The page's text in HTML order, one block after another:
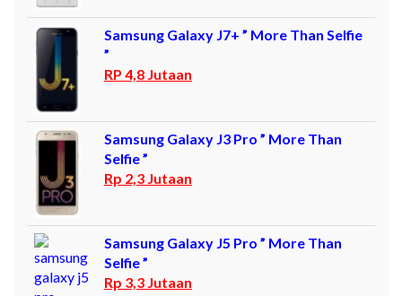
Samsung Galaxy J7+ ” More Than Selfie
”
RP 4,8 Jutaan
Samsung Galaxy J3 Pro ” More Than
Selfie ”
Rp 2,3 Jutaan
Samsung Galaxy J5 Pro ” More Than
Selfie ”
Rp 3,3 Jutaan